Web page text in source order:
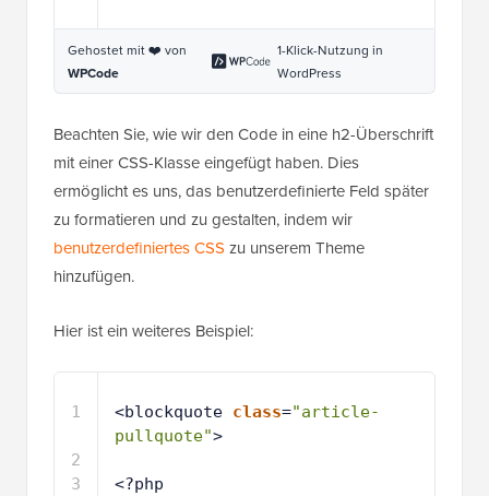
Gehostet mit ❤️ von
WPCode
1-Klick-Nutzung in
WordPress
Beachten Sie, wie wir den Code in eine h2-Überschrift
mit einer CSS-Klasse eingefügt haben. Dies
ermöglicht es uns, das benutzerdefinierte Feld später
zu formatieren und zu gestalten, indem wir
benutzerdefiniertes CSS zu unserem Theme
hinzufügen.
Hier ist ein weiteres Beispiel:
1
2
3
<blockquote class="article-
pullquote">
<?php